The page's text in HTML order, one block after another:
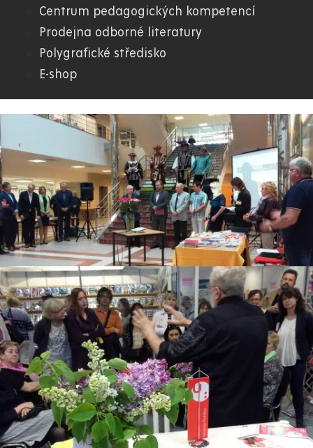
Centrum pedagogických kompetencí
Prodejna odborné literatury
Polygrafické středisko
E-shop